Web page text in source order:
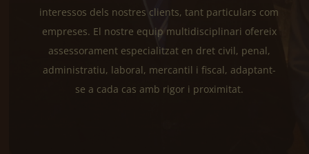
interessos dels nostres clients, tant particulars com
empreses. El nostre equip multidisciplinari ofereix
assessorament especialitzat en dret civil, penal,
administratiu, laboral, mercantil i fiscal, adaptant-
se a cada cas amb rigor i proximitat.